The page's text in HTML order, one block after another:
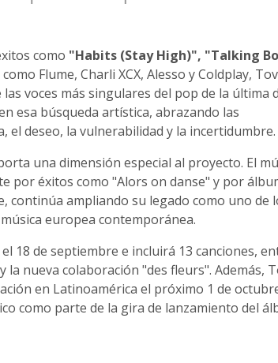
como "Habits (Stay High)", "Talking
Flume, Charli XCX, Alesso y Coldplay,
voces más singulares del pop de la última
esa búsqueda artística, abrazando las
el deseo, la vulnerabilidad y la incertidumbre.
una dimensión especial al proyecto. El
por éxitos como "Alors on danse" y por
continúa ampliando su legado como uno de
europea contemporánea.
18 de septiembre e incluirá 13 canciones,
la nueva colaboración "des fleurs". Además,
en Latinoamérica el próximo 1 de
como parte de la gira de lanzamiento del